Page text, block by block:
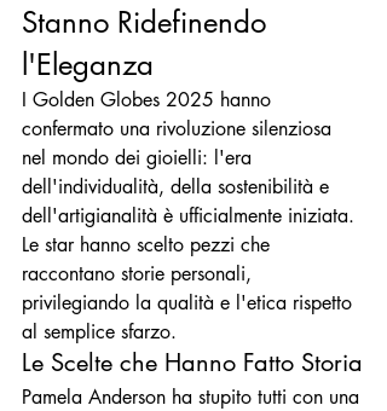
Stanno Ridefinendo
l'Eleganza
I Golden Globes 2025 hanno
confermato una rivoluzione silenziosa
nel mondo dei gioielli: l'era
dell'individualità, della sostenibilità e
dell'artigianalità è ufficialmente iniziata.
Le star hanno scelto pezzi che
raccontano storie personali,
privilegiando la qualità e l'etica rispetto
al semplice sfarzo.
Le Scelte che Hanno Fatto Storia
Pamela Anderson ha stupito tutti con una